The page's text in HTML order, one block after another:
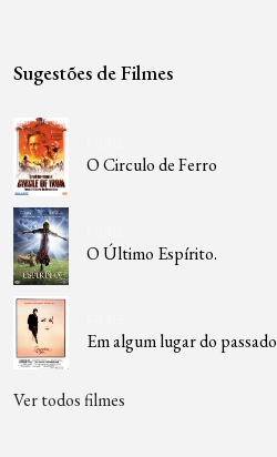
Sugestões de Filmes
O Circulo de Ferro
O Último Espírito.
Em algum lugar do passado
Ver todos filmes